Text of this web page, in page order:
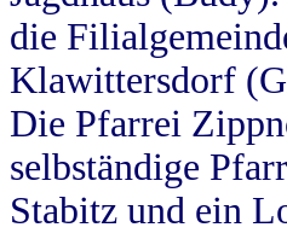
die
Klawittersdorf
Die Pfarrei
selbständige
Stabitz und ein